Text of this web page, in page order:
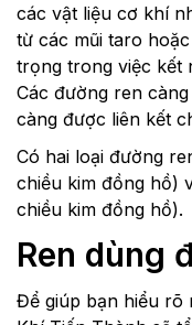
các vật liệu cơ khí
từ các mũi taro
trọng trong việc kết
Các đường ren
càng được liên kết
Có hai loại đường
chiều kim đồng hồ)
chiều kim đồng hồ).
Ren dùng
Để giúp bạn hiểu rõ